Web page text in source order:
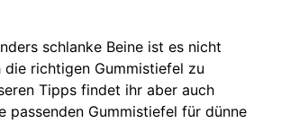
schlanke Beine ist es nicht
die richtigen Gummistiefel zu
Tipps findet ihr aber auch
passenden Gummistiefel für dünne